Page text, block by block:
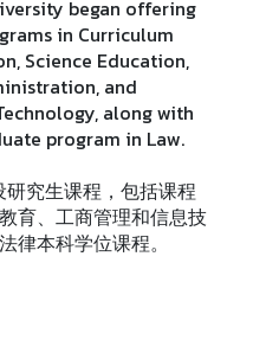
began offering
in Curriculum
Science Education,
and
along with
program in Law.
究生课程，包括课程
育、工商管理和信息技
律本科学位课程。